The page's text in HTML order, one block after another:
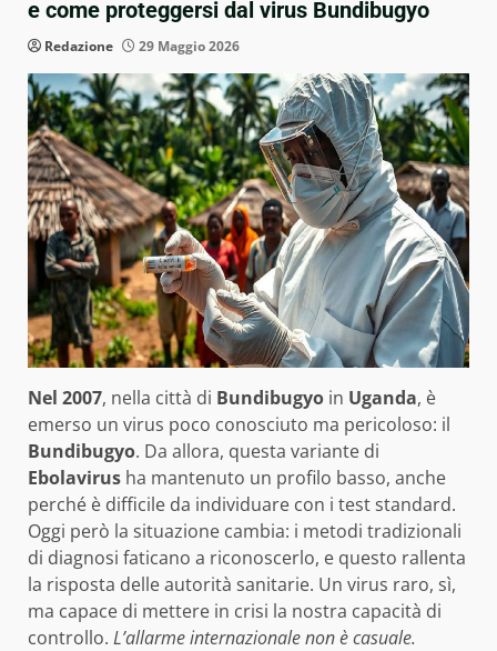
e come proteggersi dal virus Bundibugyo
Redazione 29 Maggio 2026
Nel 2007, nella città di Bundibugyo in Uganda, è
emerso un virus poco conosciuto ma pericoloso: il
Bundibugyo. Da allora, questa variante di
Ebolavirus ha mantenuto un profilo basso, anche
perché è difficile da individuare con i test standard.
Oggi però la situazione cambia: i metodi tradizionali
di diagnosi faticano a riconoscerlo, e questo rallenta
la risposta delle autorità sanitarie. Un virus raro, sì,
ma capace di mettere in crisi la nostra capacità di
controllo. L’allarme internazionale non è casuale.